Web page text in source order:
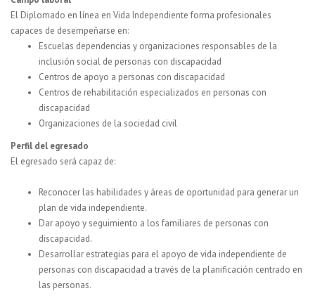
El Diplomado en línea en Vida Independiente forma profesionales
capaces de desempeñarse en:
Escuelas dependencias y organizaciones responsables de la
inclusión social de personas con discapacidad
Centros de apoyo a personas con discapacidad
Centros de rehabilitación especializados en personas con
discapacidad
Organizaciones de la sociedad civil
Perfil del egresado
El egresado será capaz de:
Reconocer las habilidades y áreas de oportunidad para generar un
plan de vida independiente.
Dar apoyo y seguimiento a los familiares de personas con
discapacidad.
Desarrollar estrategias para el apoyo de vida independiente de
personas con discapacidad a través de la planificación centrado en
las personas.